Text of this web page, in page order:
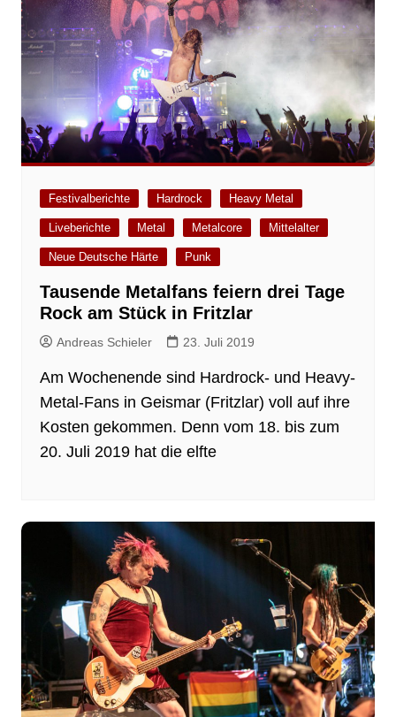
Festivalberichte Hardrock Heavy Metal
Liveberichte Metal Metalcore Mittelalter
Neue Deutsche Härte Punk
Tausende Metalfans feiern drei Tage
Rock am Stück in Fritzlar
Andreas Schieler 23. Juli 2019
Am Wochenende sind Hardrock- und Heavy-
Metal-Fans in Geismar (Fritzlar) voll auf ihre
Kosten gekommen. Denn vom 18. bis zum
20. Juli 2019 hat die elfte